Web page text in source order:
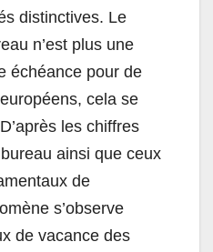
distinctives. Le
n’est plus une
échéance pour de
cela se
les chiffres
ainsi que ceux
de
s’observe
de vacance des